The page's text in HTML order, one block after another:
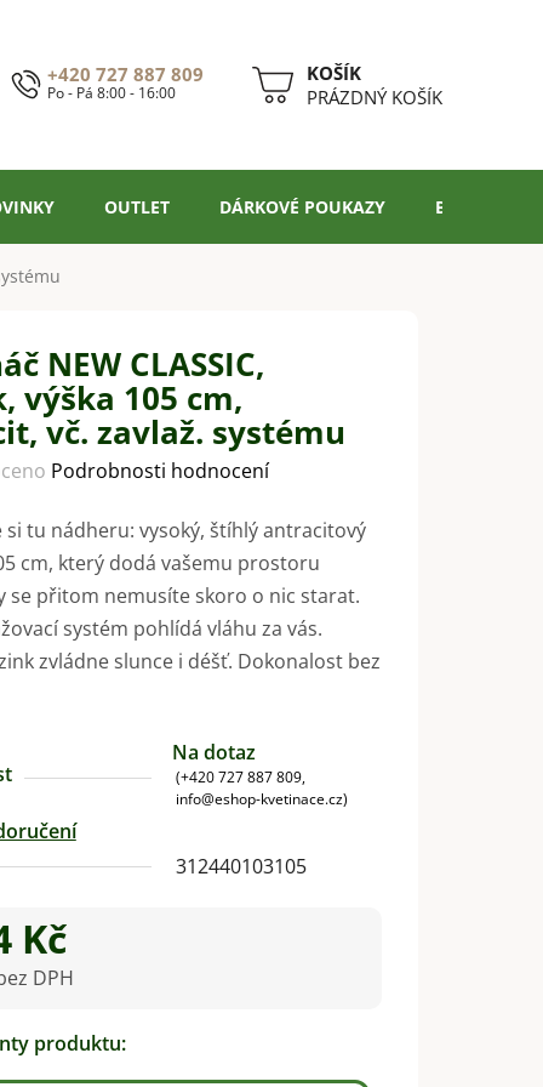
+420 727 887 809
Po - Pá 8:00 - 16:00
NÁKUPNÍPRÁZDNÝ KOŠÍK
OUTLET DÁRKOVÉ POUKAZY BLOG
NEW CLASSIC,
výška 105 cm,
vč. zavlaž. systému
Podrobnosti hodnocení
si tu nádheru: vysoký, štíhlý antracitový
cm, který dodá vašemu prostoru
se přitom nemusíte skoro o nic starat.
systém pohlídá vláhu za vás.
zvládne slunce i déšť. Dokonalost bez
Na dotaz
(+420 727 887 809,
info@eshop-kvetinace.cz)
312440103105
Kč
DPH
produktu: